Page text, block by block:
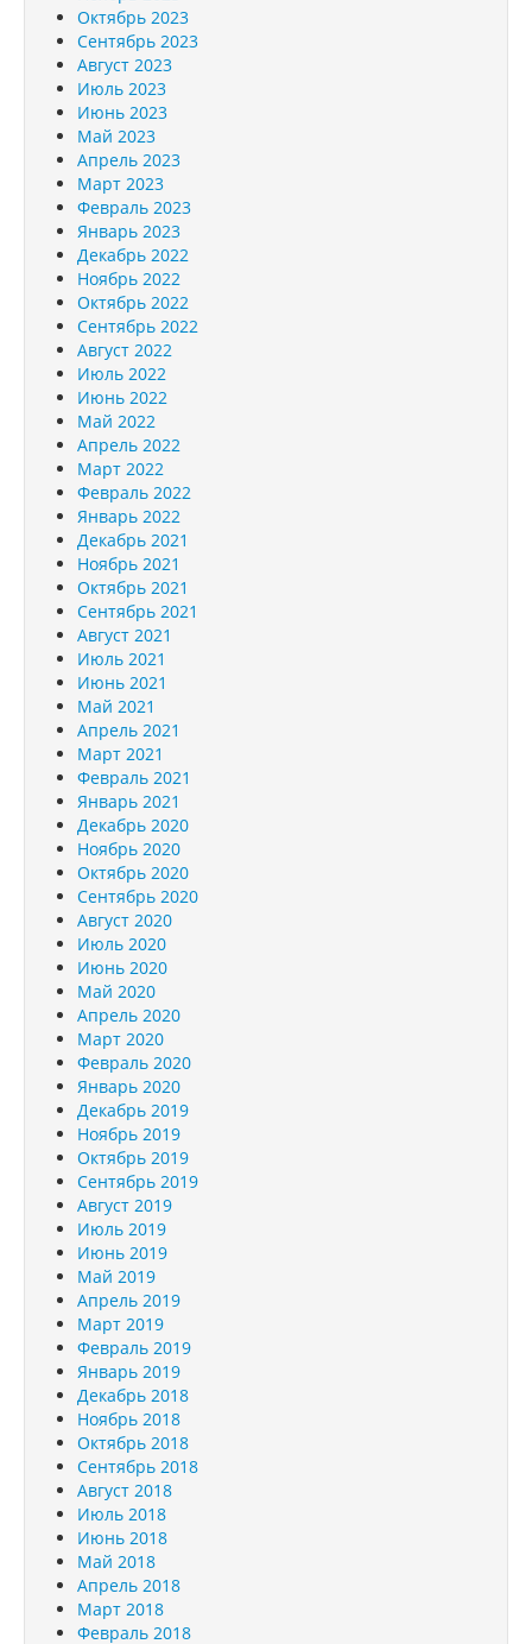
Октябрь 2023
Сентябрь 2023
Август 2023
Июль 2023
Июнь 2023
Май 2023
Апрель 2023
Март 2023
Февраль 2023
Январь 2023
Декабрь 2022
Ноябрь 2022
Октябрь 2022
Сентябрь 2022
Август 2022
Июль 2022
Июнь 2022
Май 2022
Апрель 2022
Март 2022
Февраль 2022
Январь 2022
Декабрь 2021
Ноябрь 2021
Октябрь 2021
Сентябрь 2021
Август 2021
Июль 2021
Июнь 2021
Май 2021
Апрель 2021
Март 2021
Февраль 2021
Январь 2021
Декабрь 2020
Ноябрь 2020
Октябрь 2020
Сентябрь 2020
Август 2020
Июль 2020
Июнь 2020
Май 2020
Апрель 2020
Март 2020
Февраль 2020
Январь 2020
Декабрь 2019
Ноябрь 2019
Октябрь 2019
Сентябрь 2019
Август 2019
Июль 2019
Июнь 2019
Май 2019
Апрель 2019
Март 2019
Февраль 2019
Январь 2019
Декабрь 2018
Ноябрь 2018
Октябрь 2018
Сентябрь 2018
Август 2018
Июль 2018
Июнь 2018
Май 2018
Апрель 2018
Март 2018
Февраль 2018